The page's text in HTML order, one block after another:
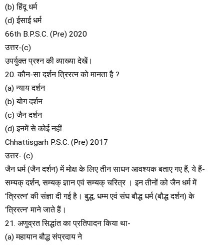
(b) हिंदू धर्म
(d) ईसाई धर्म
66th B.P.S.C. (Pre) 2020
उत्तर-(c)
उपर्युक्त प्रश्न की व्याख्या देखें।
20. कौन-सा दर्शन त्रिरत्न को मानता है ?
(a) न्याय दर्शन
(b) योग दर्शन
(c) जैन दर्शन
(d) इनमें से कोई नहीं
Chhattisgarh P.S.C. (Pre) 2017
उत्तर- (c)
जैन धर्म (जैन दर्शन) में मोक्ष के लिए तीन साधन आवश्यक बताए गए हैं, ये हैं-
सम्यक् दर्शन, सम्यक् ज्ञान एवं सम्यक् चरित्र । इन तीनों को जैन धर्म में
‘त्रिरत्न’ की संज्ञा दी गई है। बुद्ध, धम्म एवं संघ बौद्ध धर्म (बौद्ध दर्शन) के
‘त्रिरत्न’ माने जाते हैं।
21. अणुव्रत सिद्धांत का प्रतिपादन किया था-
(a) महायान बौद्ध संप्रदाय ने